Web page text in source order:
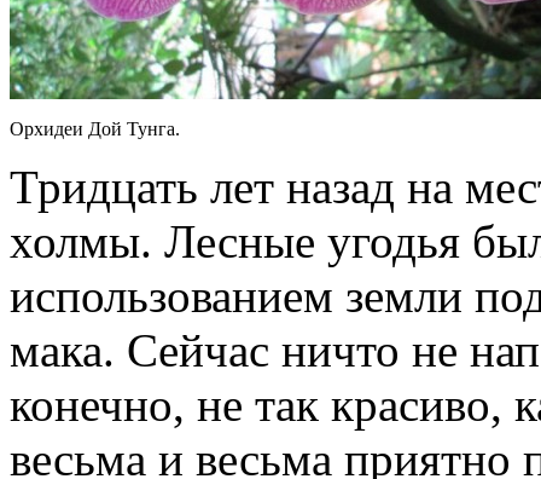
Орхидеи Дой Тунга.
Тридцать лет назад на
холмы. Лесные угодья
использованием земли
мака. Сейчас ничто не
конечно, не так красиво,
весьма и весьма приятно